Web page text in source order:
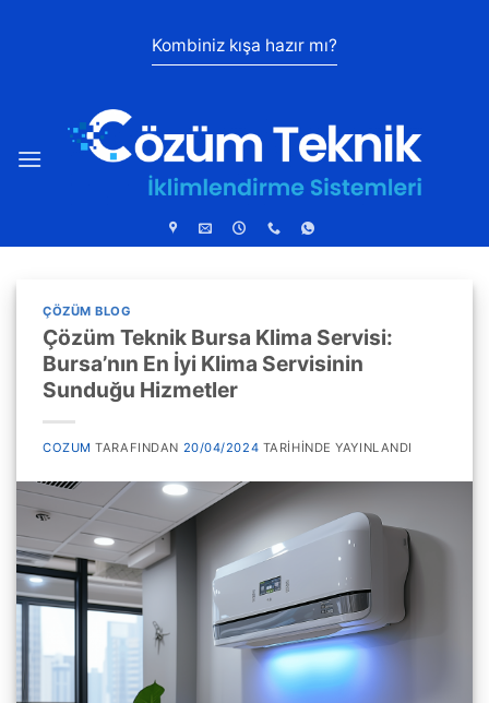
Kombiniz kışa hazır mı?
ÇÖZÜM BLOG
Çözüm Teknik Bursa Klima Servisi:
Bursa’nın En İyi Klima Servisinin
Sunduğu Hizmetler
COZUM TARAFINDAN 20/04/2024 TARIHINDE YAYINLANDI